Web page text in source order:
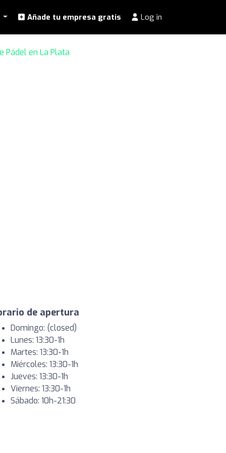
Añade tu empresa gratis Log in
Pádel en La Plata
de apertura
Domingo: (closed)
Lunes: 13:30-1h
Martes: 13:30-1h
Miércoles: 13:30-1h
Jueves: 13:30-1h
Viernes: 13:30-1h
Sábado: 10h-21:30